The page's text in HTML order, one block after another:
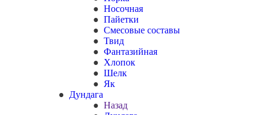
Носочная
Пайетки
Смесовые составы
Твид
Фантазийная
Хлопок
Шелк
Як
Дундага
Назад